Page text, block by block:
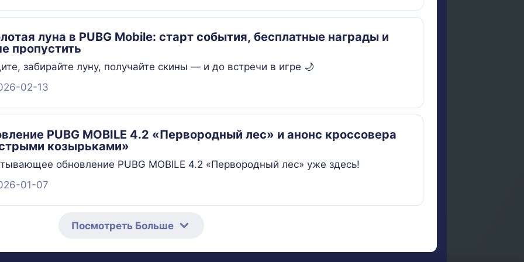
луна в PUBG Mobile: старт события, бесплатные награды и
пропустить
забирайте луну, получайте скины — и до встречи в игре 🌙
02-13
PUBG MOBILE 4.2 «Первородный лес» и анонс кроссовера
козырьками»
обновление PUBG MOBILE 4.2 «Первородный лес» уже здесь!
01-07
Посмотреть Больше